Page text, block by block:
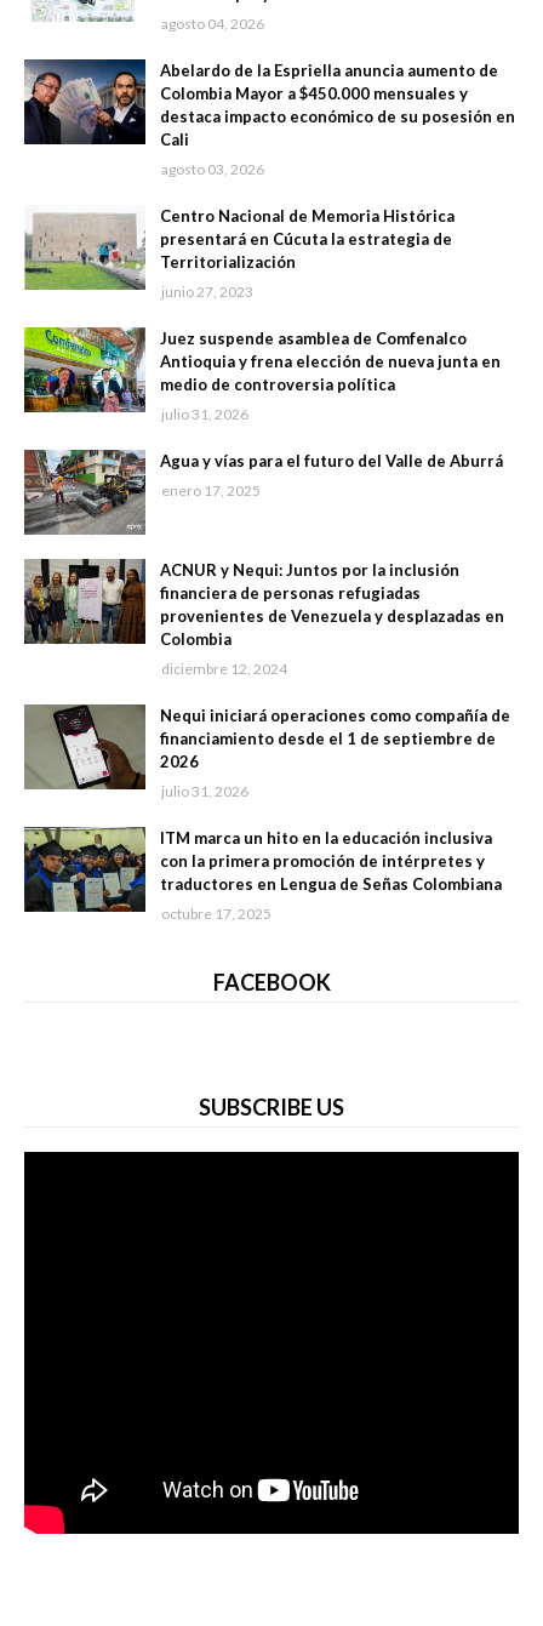
agosto 04, 2026
Abelardo de la Espriella anuncia aumento de
Colombia Mayor a $450.000 mensuales y
destaca impacto económico de su posesión en
Cali
agosto 03, 2026
Centro Nacional de Memoria Histórica
presentará en Cúcuta la estrategia de
Territorialización
junio 27, 2023
Juez suspende asamblea de Comfenalco
Antioquia y frena elección de nueva junta en
medio de controversia política
julio 31, 2026
Agua y vías para el futuro del Valle de Aburrá
enero 17, 2025
ACNUR y Nequi: Juntos por la inclusión
financiera de personas refugiadas
provenientes de Venezuela y desplazadas en
Colombia
diciembre 12, 2024
Nequi iniciará operaciones como compañía de
financiamiento desde el 1 de septiembre de
2026
julio 31, 2026
ITM marca un hito en la educación inclusiva
con la primera promoción de intérpretes y
traductores en Lengua de Señas Colombiana
octubre 17, 2025
FACEBOOK
SUBSCRIBE US